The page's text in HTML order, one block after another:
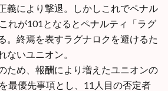
義により撃退。しかしこれでペナル
れが101となるとペナルティ「ラグ
。終焉を表すラグナロクを避けるた
ないユニオン。
ため、報酬により増えたユニオンの
最優先事項とし、11人目の否定者